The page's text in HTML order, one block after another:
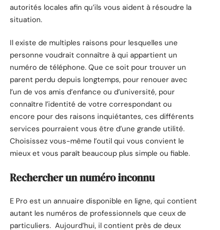
autorités locales afin qu’ils vous aident à résoudre la
situation.
Il existe de multiples raisons pour lesquelles une
personne voudrait connaître à qui appartient un
numéro de téléphone. Que ce soit pour trouver un
parent perdu depuis longtemps, pour renouer avec
l’un de vos amis d’enfance ou d’université, pour
connaître l’identité de votre correspondant ou
encore pour des raisons inquiétantes, ces différents
services pourraient vous être d’une grande utilité.
Choisissez vous-même l’outil qui vous convient le
mieux et vous paraît beaucoup plus simple ou fiable.
Rechercher un numéro inconnu
E Pro est un annuaire disponible en ligne, qui contient
autant les numéros de professionnels que ceux de
particuliers. Aujourd’hui, il contient près de deux